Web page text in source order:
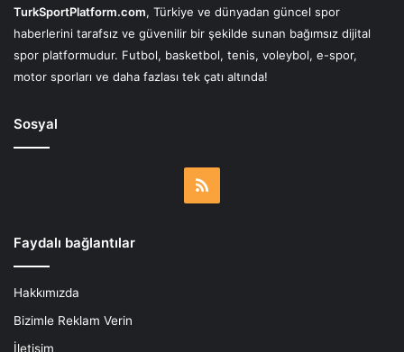
TurkSportPlatform.com, Türkiye ve dünyadan güncel spor
haberlerini tarafsız ve güvenilir bir şekilde sunan bağımsız dijital
spor platformudur. Futbol, basketbol, tenis, voleybol, e-spor,
motor sporları ve daha fazlası tek çatı altında!
Sosyal
RSS
Faydalı bağlantılar
Hakkımızda
Bizimle Reklam Verin
İletişim